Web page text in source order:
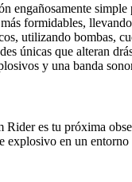
engañosamente
formidables,
utilizando bombas,
únicas que alteran
y una banda
es tu próxima
en un